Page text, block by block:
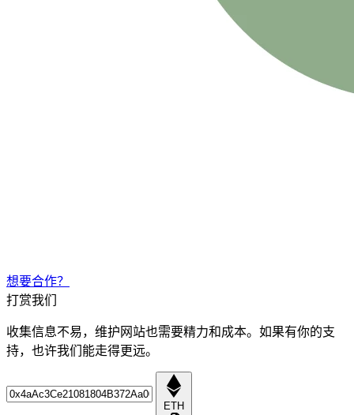
想要合作？
打赏我们
收集信息不易，维护网站也需要精力和成本。如果有你的支
持，也许我们能走得更远。
ETH